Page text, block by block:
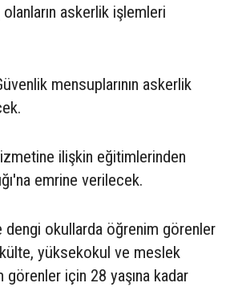
askerlik işlemleri
mensuplarının askerlik
ilişkin eğitimlerinden
emrine verilecek.
dengi okullarda öğrenim görenler
yüksekokul ve meslek
için 28 yaşına kadar